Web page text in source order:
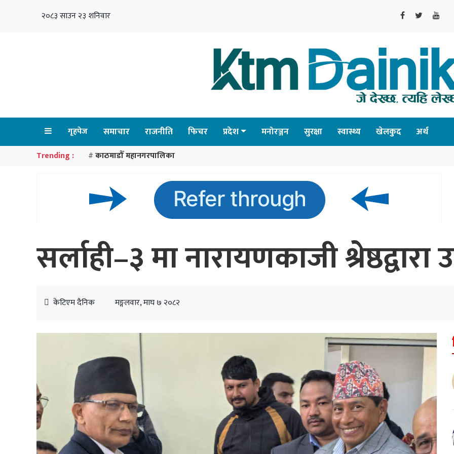
२०८३ साउन २३ शनिवार
गृहपेज समाचार राजनीति फिचर प्रदेश मनोरञ्जन सुरक्षा स्वास्थ्य खेलकुद अर्थ
Trending : # काठमाडौँ महानगरपालिका
सर्लाही–३ मा नारायणकाजी श्रेष्ठद्वारा
केटिएम दैनिक मङ्गलवार, माघ ७ २०८२